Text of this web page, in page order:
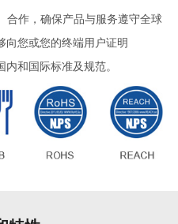
合作，确保产品与服务遵守全球
向您或您的终端用户证明
和国际标准及规范。